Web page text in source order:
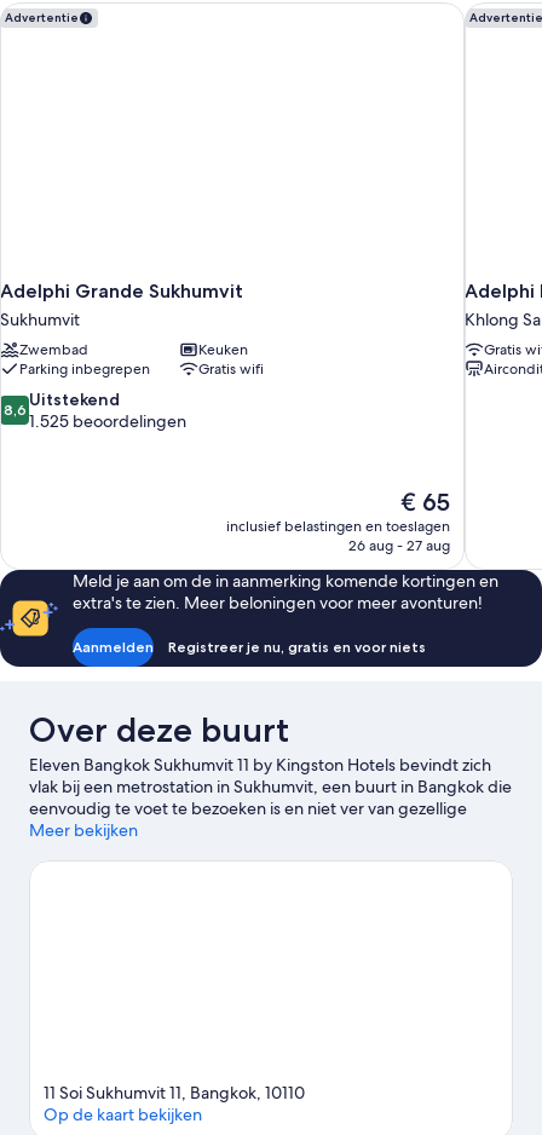
Advertentie
Adelphi Grande Sukhumvit
Sukhumvit
Zwembad
Keuken
Parking inbegrepen
Gratis wifi
8.6
van
8,6 Uitstekend
1.525 beoordelingen
De
prijs
is
€ 65
inclusief belastingen en toeslagen
26 aug - 27 aug
Adelphi Grande Sukhumvit Advertentie
Adelphi
Khlong
Gratis
Adelphi
Meld je aan om de in aanmerking komende kortingen en
extra's te zien. Meer beloningen voor meer avonturen!
Aanmelden Registreer je nu, gratis en voor niets
Over deze buurt
Eleven Bangkok Sukhumvit 11 by Kingston Hotels bevindt zich
vlak bij een metrostation in Sukhumvit, een buurt in Bangkok die
eenvoudig te voet te bezoeken is en niet ver van gezellige
winkelstraten ligt. Erawan-heiligdom en
bezienswaardigheden. Als je graag wilt shoppen, kan dat bij
Meer bekijken
11 Soi Sukhumvit 11, Bangkok, 10110
Op de kaart bekijken